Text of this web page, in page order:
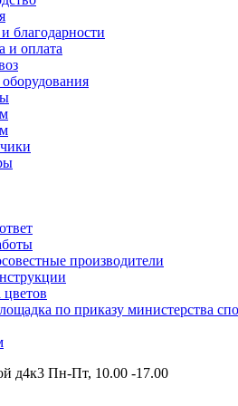
благодарности
и оплата
производители
по приказу министерства
д4к3 Пн-Пт, 10.00 -17.00